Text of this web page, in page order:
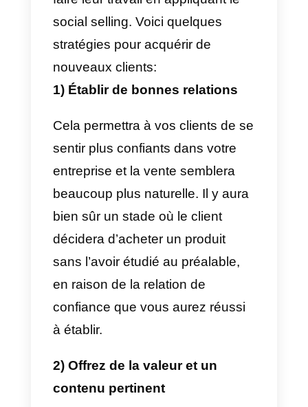
selling permet aux vendeurs de
communiquer avec le client
potentiel au début du processus
important car plus la
communication sera longue, plus
il sera facile et rapide d’établir
relation de confiance mutuelle,
favorisant ainsi unevente plus
facile et plus naturelle.
les consultants qui ont intégré le
stratégies de vente ont mieux